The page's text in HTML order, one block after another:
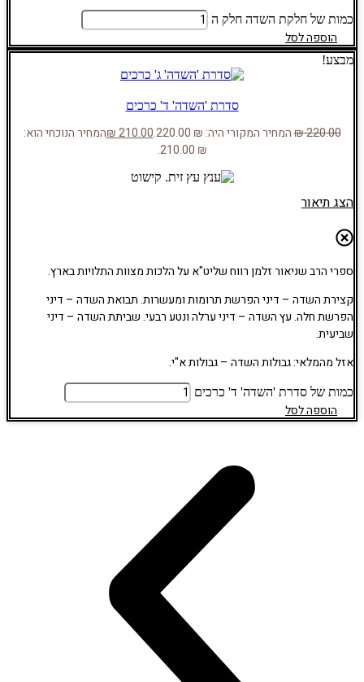
כמות של חלקת השדה חלק ה
הוספה לסל
מבצע!
סדרת 'השדה' ד' כרכים
₪220.00 המחיר המקורי היה: ₪ 220.00. ₪210.00
המחיר הנוכחי הוא:
₪ 210.00.
הצג תיאור
ספרי הרב שניאור זלמן רווח שליט"א על הלכות מצוות התלויות בארץ.
קצירת השדה – דיני הפרשת תרומות ומעשרות. תבואת השדה – דיני
הפרשת חלה. עץ השדה – דיני ערלה ונטע רבעי. שביתת השדה – דיני
שביעית.
אזל מהמלאי: גבולות השדה – גבולות א"י.
כמות של סדרת 'השדה' ד' כרכים
הוספה לסל